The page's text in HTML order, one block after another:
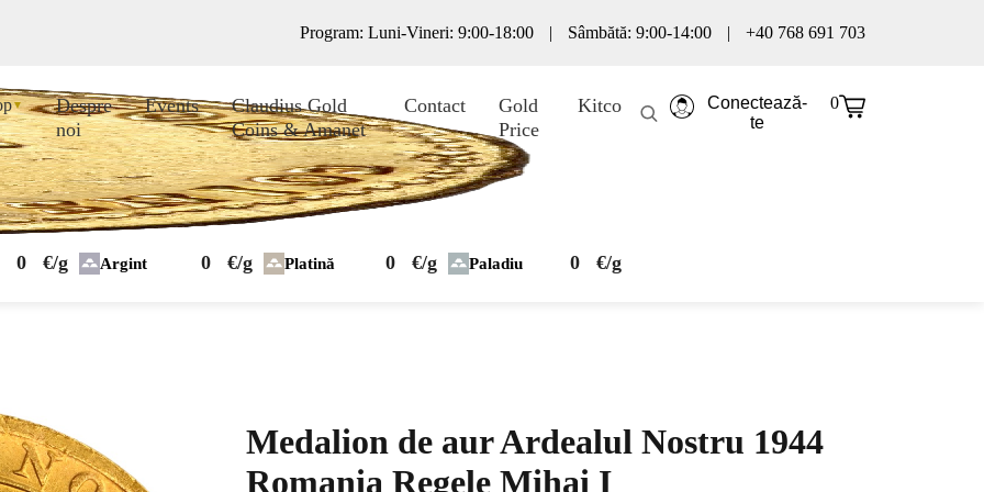
Program: Luni-Vineri: 9:00-18:00 | Sâmbătă: 9:00-14:00 | +40 768 691 703
▼
Despre
noi
Events
Claudius Gold
Coins & Amanet
Contact
Gold
Price
Kitco
0 €/g Argint 0 €/g Platină 0 €/g Paladiu 0 €/g
Conectează-
te
0
Medalion de aur Ardealul Nostru 1944
Romania Regele Mihai I